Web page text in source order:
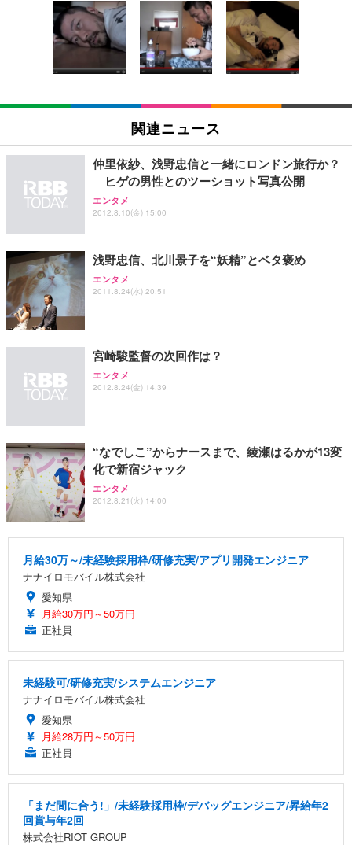
[EdoErgo] オフィスチェア 椅子 テレワーク 疲れな
い 跳ね上げ式アームレスト コンパクト 約105度ロッ
キング pc 事務椅子 360度回転 座面昇降 強化ナイロ
ン樹脂ベース 通気性メッシュ 在宅ワーク H-WY01
(黒網+黒枠+黒足)
SIHOO B100 オフィスチェア／デスクチェア メッシ
ュチェア 人間工学 疲れない ブラック
￥27,999
Sezlife オフィスチェア デスクチェア 疲れない テレ
ワーク チェア 強化バックレスト 30度ロッキング機
能 人間工学 椅子 腰サポート 90度跳ね上げ式アーム
務用 おしゃれ パソコンチェア (ブラック)
Sezlife オフィスチェア デスクチェア 疲れない テレ
ワーク チェア 強化バックレスト 30度ロッキング機
務用 おしゃれ パソコンチェア (ホワイト)
ANDWINT オフィスチェア デスクチェア 肘なし メ
ッシュ 通気性 ランバーサポート付き 腰サポート ガ
EIZO ビジネス向けプレミアムモニター | FlexScan
EV3240X-WT | 31.5型4K UHD・USB Type-C・ホワ
イト
￥105,595
EIZO ビジネス向けプレミアムモニター | FlexScan
￥109,572
【純正品】27"ゲーミングモニター DualSense 充電
フック付き（CFI-ZDM1J）
【整備済み品】Dell E2724HS 27インチ 液晶モニタ
ー フルHD（1920×1080）VA 非光沢 HDMI/DisplayP
【MiniLED/24.5inch/280Hz/FHD】GRAPHT THE S
HOOTER Gaming Monitor 24” Essential ゲーミン
Amazonベーシック ペットシーツ 薄型 レギュラー 1
回使い捨て 無香料 ホワイト 300枚
￥3,373
Amazonベーシック ペットシーツ 厚型 ワイド 42枚
x2袋(84枚) ホワイト(吸収面:ライトブルー)
￥3,234
ネオ・ルーライフ ネオ・オムツ L 中型犬用 26枚入
り 単品
Smart Basic(スマートベーシック) 【Amazon.co.jp
限定】 Smart Basic アイリスオーヤマ ペットシーツ
アイリスオーヤマ ペットシーツ 超厚型 お徳用 レギ
関連ニュース
仲里依紗、浅野忠信と一緒にロンドン旅行か？
ヒゲの男性とのツーショット写真公開
エンタメ
2012.8.10(金) 15:00
浅野忠信、北川景子を“妖精”とベタ褒め
エンタメ
2011.8.24(水) 20:51
宮崎駿監督の次回作は？
エンタメ
2012.8.24(金) 14:39
“なでしこ”からナースまで、綾瀬はるかが13変
化で新宿ジャック
エンタメ
2012.8.21(火) 14:00
月給30万～/未経験採用枠/研修充実/アプリ開発エンジニア
ナナイロモバイル株式会社
愛知県
月給30万円～50万円
正社員
未経験可/研修充実/システムエンジニア
ナナイロモバイル株式会社
愛知県
月給28万円～50万円
正社員
「まだ間に合う!」/未経験採用枠/デバッグエンジニア/昇給年2
回賞与年2回
株式会社RIOT GROUP